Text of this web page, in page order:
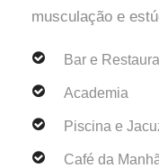
musculação e
Bar e
Academia
Piscina e
Café da